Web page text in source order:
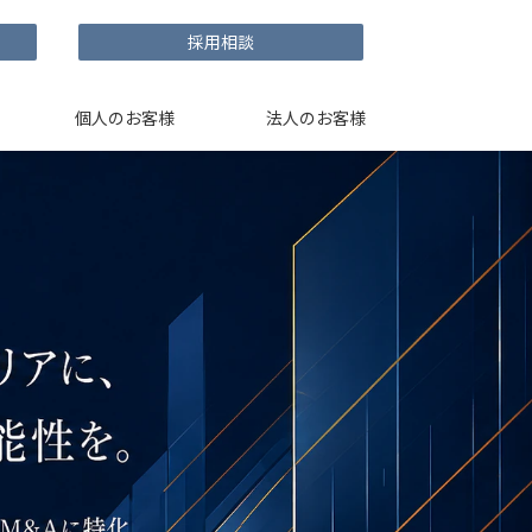
採用相談
個人のお客様 法人のお客様